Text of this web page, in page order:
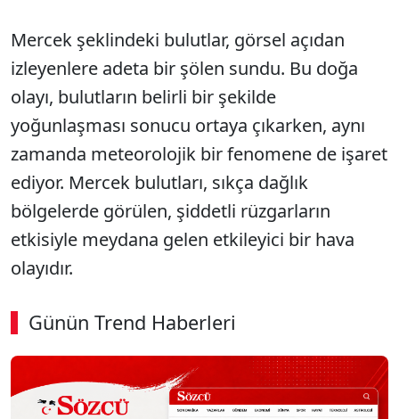
Mercek şeklindeki bulutlar, görsel açıdan
izleyenlere adeta bir şölen sundu. Bu doğa
olayı, bulutların belirli bir şekilde
yoğunlaşması sonucu ortaya çıkarken, aynı
zamanda meteorolojik bir fenomene de işaret
ediyor. Mercek bulutları, sıkça dağlık
bölgelerde görülen, şiddetli rüzgarların
etkisiyle meydana gelen etkileyici bir hava
olayıdır.
Günün Trend Haberleri